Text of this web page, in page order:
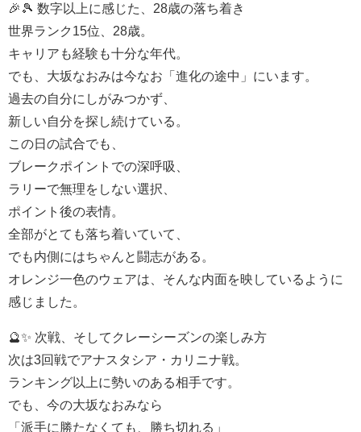
🎉🎾 数字以上に感じた、28歳の落ち着き
世界ランク15位、28歳。
キャリアも経験も十分な年代。
でも、大坂なおみは今なお「進化の途中」にいます。
過去の自分にしがみつかず、
新しい自分を探し続けている。
この日の試合でも、
ブレークポイントでの深呼吸、
ラリーで無理をしない選択、
ポイント後の表情。
全部がとても落ち着いていて、
でも内側にはちゃんと闘志がある。
オレンジ一色のウェアは、そんな内面を映しているように
感じました。
🔮✨ 次戦、そしてクレーシーズンの楽しみ方
次は3回戦でアナスタシア・カリニナ戦。
ランキング以上に勢いのある相手です。
でも、今の大坂なおみなら
「派手に勝たなくても、勝ち切れる」